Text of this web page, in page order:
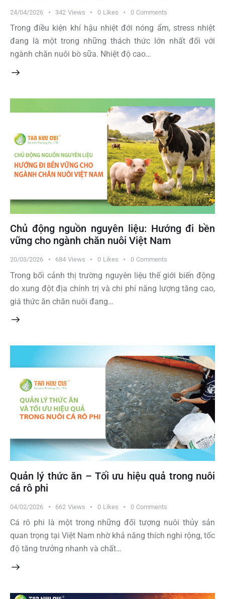
24/04/2026 342 Views 0 Likes 0 Comments
Trong điều kiện khí hậu nhiệt đới nóng ẩm, stress nhiệt
đang là một trong những thách thức lớn nhất đối với
ngành chăn nuôi bò sữa. Nhiệt độ cao…
Chủ động nguồn nguyên liệu: Hướng đi bền
vững cho ngành chăn nuôi Việt Nam
20/03/2026 684 Views 0 Likes 0 Comments
Trong bối cảnh thị trường nguyên liệu thế giới biến động
do xung đột địa chính trị và chi phí năng lượng tăng cao,
giá thức ăn chăn nuôi đang…
Quản lý thức ăn – Tối ưu hiệu quả trong nuôi
cá rô phi
04/02/2026 662 Views 0 Likes 0 Comments
Cá rô phi là một trong những đối tượng nuôi thủy sản
quan trọng tại Việt Nam nhờ khả năng thích nghi rộng, tốc
độ tăng trưởng nhanh và chất…